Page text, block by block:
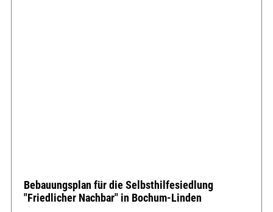
Bebauungsplan für die Selbsthilfesiedlung
"Friedlicher Nachbar" in Bochum-Linden